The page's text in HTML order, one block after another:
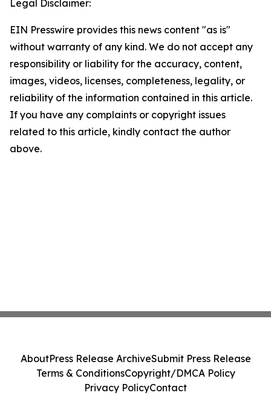
Legal Disclaimer:
EIN Presswire provides this news content "as is"
without warranty of any kind. We do not accept any
responsibility or liability for the accuracy, content,
images, videos, licenses, completeness, legality, or
reliability of the information contained in this article.
If you have any complaints or copyright issues
related to this article, kindly contact the author
above.
AboutPress Release ArchiveSubmit Press Release
Terms & ConditionsCopyright/DMCA Policy
Privacy PolicyContact